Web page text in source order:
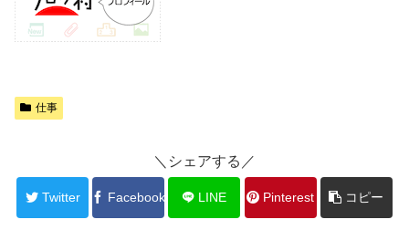
仕事
＼シェアする／
Twitter Facebook LINE Pinterest コピー